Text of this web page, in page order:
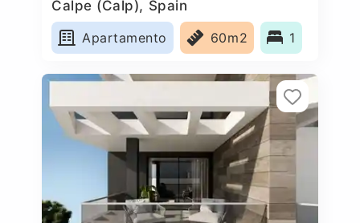
Calpe (Calp), Spain
Apartamento
60m2 1